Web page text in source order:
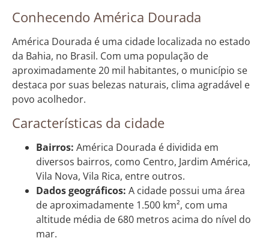
Conhecendo América Dourada
América Dourada é uma cidade localizada no estado
da Bahia, no Brasil. Com uma população de
aproximadamente 20 mil habitantes, o município se
destaca por suas belezas naturais, clima agradável e
povo acolhedor.
Características da cidade
Bairros: América Dourada é dividida em
diversos bairros, como Centro, Jardim América,
Vila Nova, Vila Rica, entre outros.
Dados geográficos: A cidade possui uma área
de aproximadamente 1.500 km², com uma
altitude média de 680 metros acima do nível do
mar.